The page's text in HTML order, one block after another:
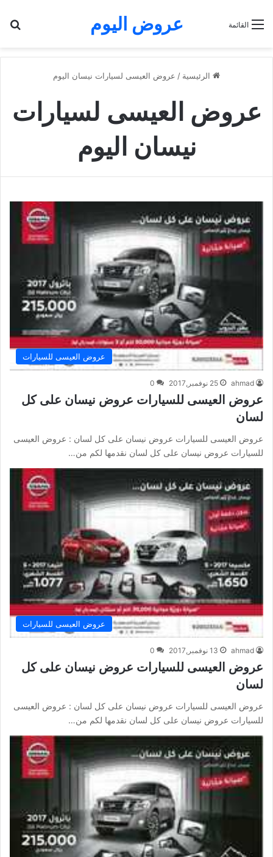
عروض اليوم القائمة
الرئيسية / عروض العيسى لسيارات نيسان اليوم
عروض العيسى لسيارات
نيسان اليوم
عروض العيسى للسيارات
ahmad 25 نوفمبر,2017 0
عروض العيسى للسيارات عروض نيسان على كل
لسان
عروض العيسى للسيارات عروض نيسان على كل لسان : عروض العيسى
للسيارات عروض نيسان على كل لسان نقدمها لكم من…
عروض العيسى للسيارات
ahmad 13 نوفمبر,2017 0
عروض العيسى للسيارات عروض نيسان على كل
لسان
عروض العيسى للسيارات عروض نيسان على كل لسان : عروض العيسى
للسيارات عروض نيسان على كل لسان نقدمها لكم من…